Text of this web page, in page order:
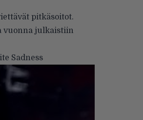
pitkäsoitot.
vuonna julkaistiin
Sadness